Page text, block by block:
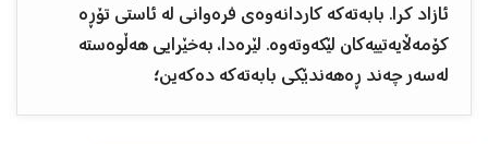
ئازاد کرا. بابەتەکە کاردانەوەی فرەوانی لە ئاستی تۆڕە
کۆمەڵایەتییەکان لێکەوتەوە. لێرەدا، بەخێرایی هەڵوەستە
لەسەر چەند ڕەهەندێکی بابەتەکە دەکەین؛